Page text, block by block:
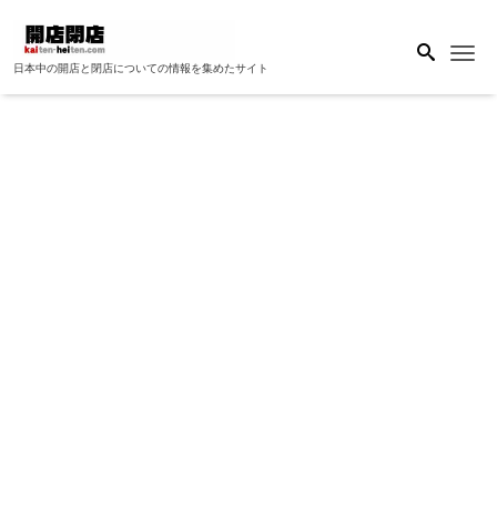
日本中の開店と閉店についての情報を集めたサイト